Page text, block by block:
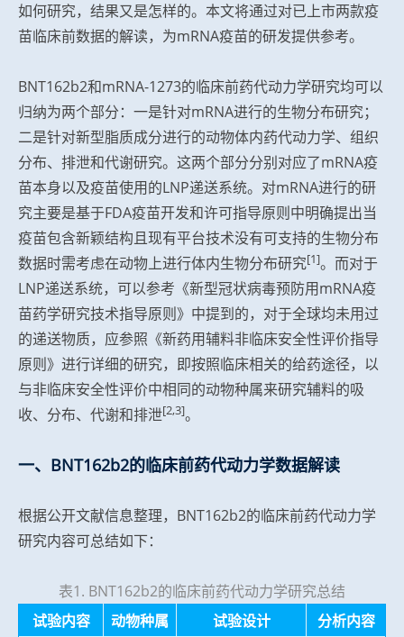
如何研究，结果又是怎样的。本文将通过对已上市两款疫
苗临床前数据的解读，为mRNA疫苗的研发提供参考。
BNT162b2和mRNA-1273的临床前药代动力学研究均可以
归纳为两个部分：一是针对mRNA进行的生物分布研究；
二是针对新型脂质成分进行的动物体内药代动力学、组织
分布、排泄和代谢研究。这两个部分分别对应了mRNA疫
苗本身以及疫苗使用的LNP递送系统。对mRNA进行的研
究主要是基于FDA疫苗开发和许可指导原则中明确提出当
疫苗包含新颖结构且现有平台技术没有可支持的生物分布
数据时需考虑在动物上进行体内生物分布研究[1]。而对于
LNP递送系统，可以参考《新型冠状病毒预防用mRNA疫
苗药学研究技术指导原则》中提到的，对于全球均未用过
的递送物质，应参照《新药用辅料非临床安全性评价指导
原则》进行详细的研究，即按照临床相关的给药途径，以
与非临床安全性评价中相同的动物种属来研究辅料的吸
收、分布、代谢和排泄[2,3]。
一、BNT162b2的临床前药代动力学数据解读
根据公开文献信息整理，BNT162b2的临床前药代动力学
研究内容可总结如下：
表1. BNT162b2的临床前药代动力学研究总结
试验内容
动物种属 试验设计 分析内容